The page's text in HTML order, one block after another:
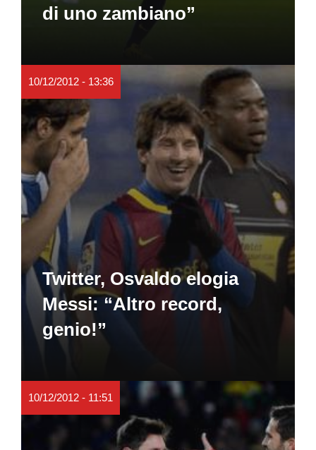
di uno zambiano”
10/12/2012 - 13:36
Twitter, Osvaldo elogia
Messi: “Altro record,
genio!”
10/12/2012 - 11:51